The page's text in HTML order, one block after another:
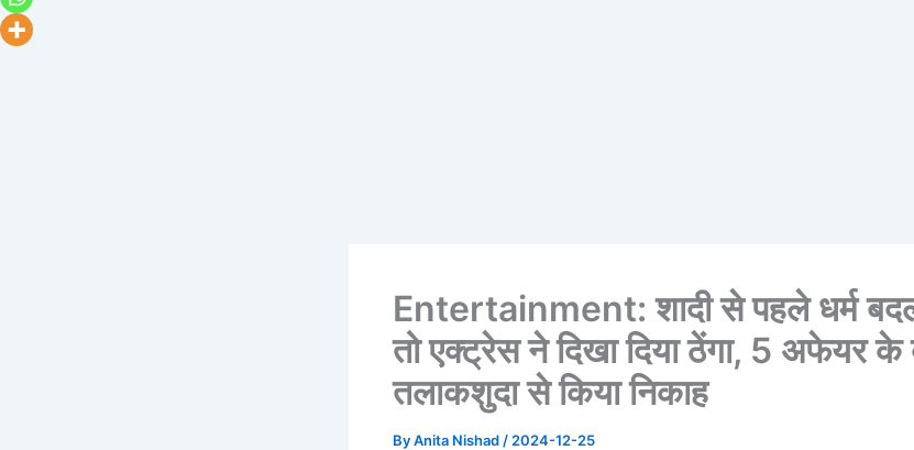
Entertainment: शादी से पहले धर्म
तो एक्ट्रेस ने दिखा दिया ठेंगा, 5 अफेयर के
तलाकशुदा से किया निकाह
ByAnita Nishad / 2024-12-25